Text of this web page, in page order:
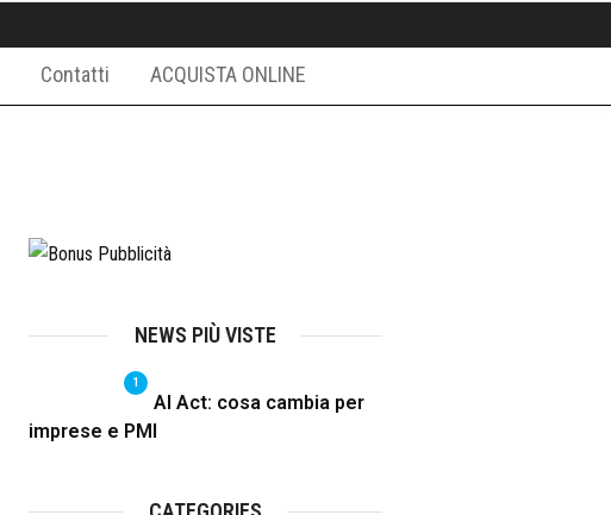
Contatti ACQUISTA ONLINE
NEWS PIÙ VISTE
1
AI Act: cosa cambia per
imprese e PMI